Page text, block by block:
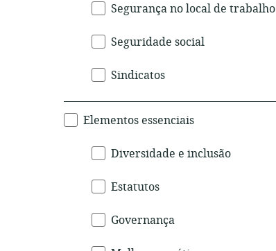
Segurança no local de trabalho
Seguridade social
Sindicatos
Elementos essenciais
Diversidade e inclusão
Estatutos
Governança